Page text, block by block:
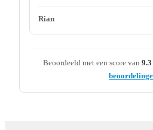
Rian
Beoordeeld met een score van